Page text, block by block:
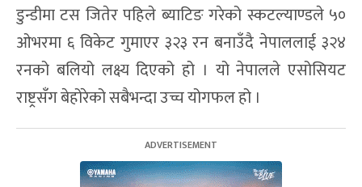
डुन्डीमा टस जितेर पहिले ब्याटिङ गरेको स्कटल्याण्डले ५०
ओभरमा ६ विकेट गुमाएर ३२३ रन बनाउँदै नेपाललाई ३२४
रनको बलियो लक्ष्य दिएको हो । यो नेपालले एसोसियट
राष्ट्रसँग बेहोरेको सबैभन्दा उच्च योगफल हो ।